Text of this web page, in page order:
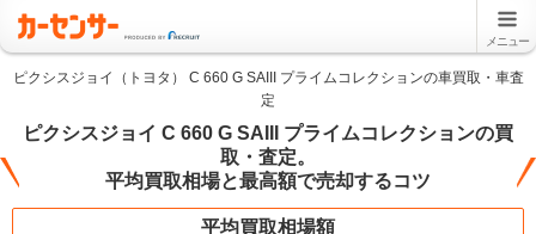
メニュー
ピクシスジョイ（トヨタ） C 660 G SAIII プライムコレクションの車買取・車査
定
ピクシスジョイ C 660 G SAIII プライムコレクションの買
取・査定。
平均買取相場と最高額で売却するコツ
平均買取相場額